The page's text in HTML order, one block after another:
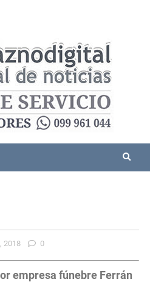
2018 0
empresa fúnebre Ferrán